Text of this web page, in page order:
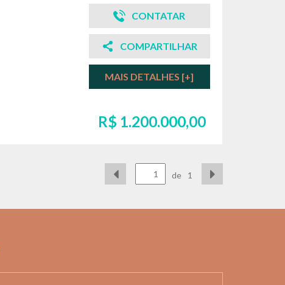
CONTATAR
COMPARTILHAR
MAIS DETALHES [+]
R$ 1.200.000,00
de 1